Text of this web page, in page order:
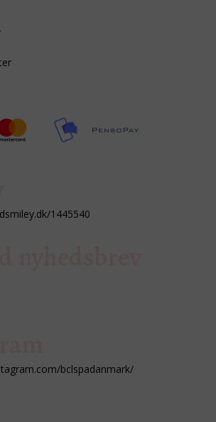
1445540
bclspadanmark/